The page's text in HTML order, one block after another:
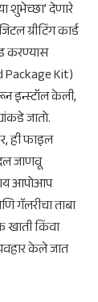
शुभेच्छा’ देणारे
ग्रीटिंग कार्ड
करण्यास
Package Kit)
इन्स्टॉल केली,
जातो.
ही फाइल
जाणवू
आपोआप
गॅलरीचा ताबा
खाती किंवा
केले जात